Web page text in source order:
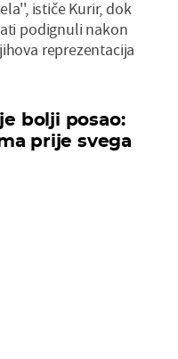
ističe Kurir, dok
podignuli nakon
reprezentacija
bolji posao:
prije svega